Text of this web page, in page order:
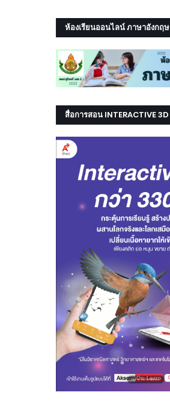
ห้องเรียนออนไลน์ ภาษาอังกฤษ
สื่อการสอน INTERACTIVE 3D